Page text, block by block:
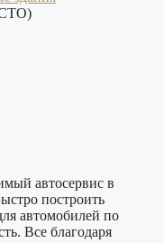
автосервис в
построить
автомобилей по
Все благодаря